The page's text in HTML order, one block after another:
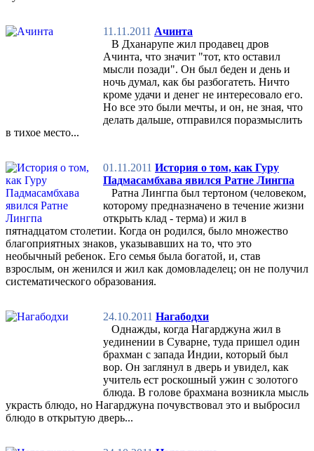
11.11.2011 Ачинта
В Дханарупе жил продавец дров
Ачинта, что значит "тот, кто оставил
мысли позади". Он был беден и день и
ночь думал, как бы разбогатеть. Ничто
кроме удачи и денег не интересовало его.
Но все это были мечты, и он, не зная, что
делать дальше, отправился поразмыслить
в тихое место...
01.11.2011 История о том, как Гуру
Падмасамбхава явился Ратне Лингпа
Ратна Лингпа был тертоном (человеком,
которому предназначено в течение жизни
открыть клад - терма) и жил в
пятнадцатом столетии. Когда он родился, было множество
благоприятных знаков, указывавших на то, что это
необычный ребенок. Его семья была богатой, и, став
взрослым, он женился и жил как домовладелец; он не получил
систематического образования.
24.10.2011 Нагабодхи
Однажды, когда Нагарджуна жил в
уединении в Суварне, туда пришел один
брахман с запада Индии, который был
вор. Он заглянул в дверь и увидел, как
учитель ест роскошный ужин c золотого
блюда. В голове брахмана возникла мысль
украсть блюдо, но Нагарджуна почувствовал это и выбросил
блюдо в открытую дверь...